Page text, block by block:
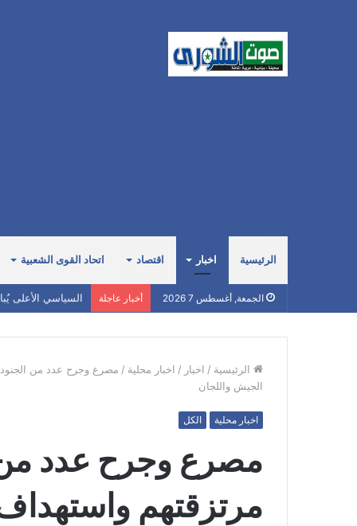
الرئيسية اخبار اقتصاد اتحاد القوى الشعبية
الجمعة, أغسطس 7 2026 أخبار عاجلة السياسي الأعلى
الرئيسية / اخبار / اخبار محلية / مصرع وجرح عدد من الجنود
الجيش واللجان
اخبار محلية الكل
مصرع وجرح عدد من
مرتزقتهم